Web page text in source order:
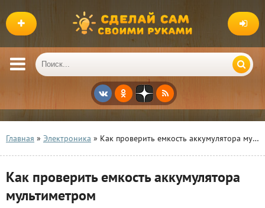
Главная » Электроника » Как проверить емкость аккумулятора мультиметром
Как проверить емкость аккумулятора
мультиметром